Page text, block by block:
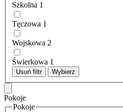
Szkolna 1
Tęczowa 1
Wojskowa 2
Świerkowa 1
Usuń filtr Wybierz
Pokoje
Pokoje